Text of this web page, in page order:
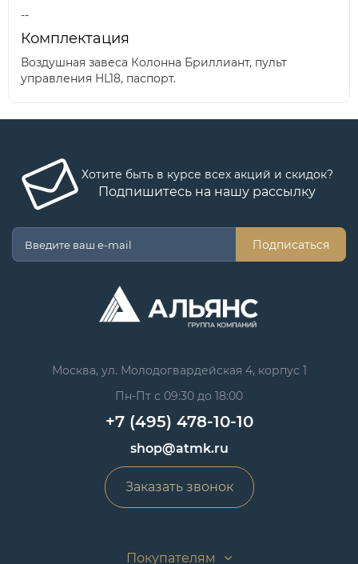
--
Комплектация
Воздушная завеса Колонна Бриллиант, пульт
управления HL18, паспорт.
Хотите быть в курсе всех акций и скидок?
Подпишитесь на нашу рассылку
Подписаться
Москва, ул. Молодогвардейская 4, корпус 1
Пн-Пт с 09:30 до 18:00
+7 (495) 478-10-10
shop@atmk.ru
Заказать звонок
Покупателям